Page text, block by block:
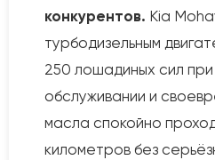
конкурентов. Kia
турбодизельным
250 лошадиных сил
обслуживании и
масла спокойно
километров без